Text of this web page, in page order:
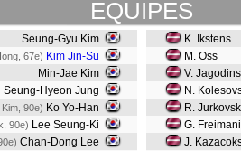
EQUIPES
Seung-Gyu Kim
67e) Kim Jin-Su
Min-Jae Kim
Seung-Hyeon Jung
90e) Ko Yo-Han
90e) Lee Seung-Ki
Chan-Dong Lee
K. Ikstens
M. Oss
V.
N.
R.
G.
J.